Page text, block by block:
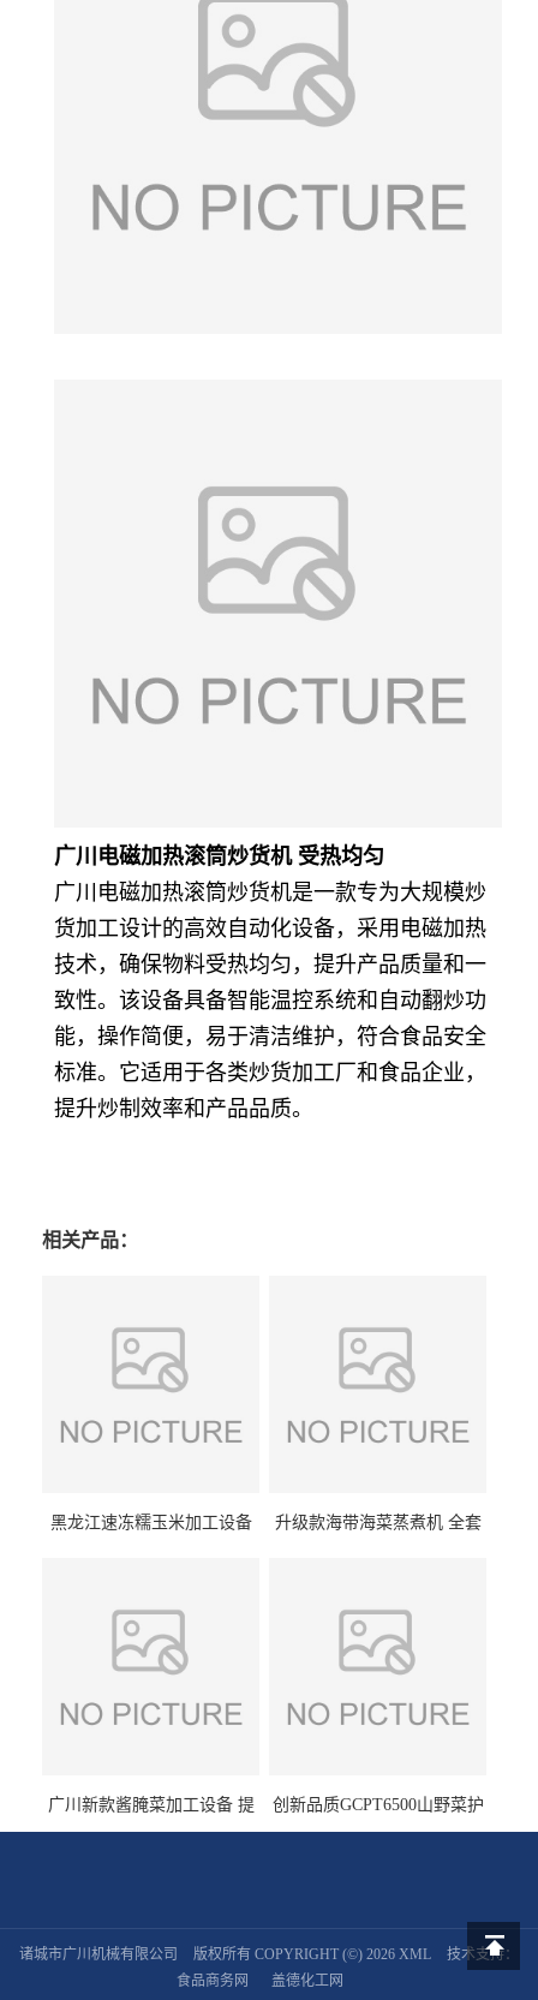
广川电磁加热滚筒炒货机 受热均匀
广川电磁加热滚筒炒货机是一款专为大规模炒
货加工设计的高效自动化设备，采用电磁加热
技术，确保物料受热均匀，提升产品质量和一
致性。该设备具备智能温控系统和自动翻炒功
能，操作简便，易于清洁维护，符合食品安全
标准。它适用于各类炒货加工厂和食品企业，
提升炒制效率和产品品质。
相关产品：
黑龙江速冻糯玉米加工设备
升级款海带海菜蒸煮机 全套
广川新款酱腌菜加工设备 提
供成套生产线 （免费设计）
创新品质GCPT6500山野菜护
色杀青机 输送式 效率高
诸城市广川机械有限公司 版权所有 COPYRIGHT (©) 2026 XML
技术支持：
食品商务网
盖德化工网